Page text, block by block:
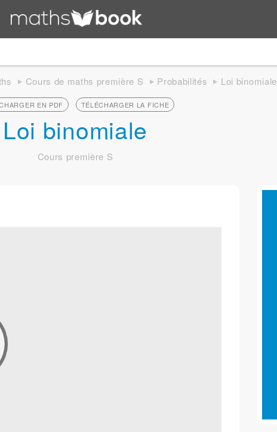
Cours de maths première S Probabilités Loi binomiale
EN PDF TÉLÉCHARGER LA FICHE
Loi binomiale
Cours première S